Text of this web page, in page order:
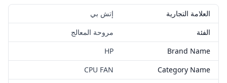
العلامة التجارية
إتش بي
الفئة
مروحة المعالج
Brand Name
HP
Category Name
CPU FAN